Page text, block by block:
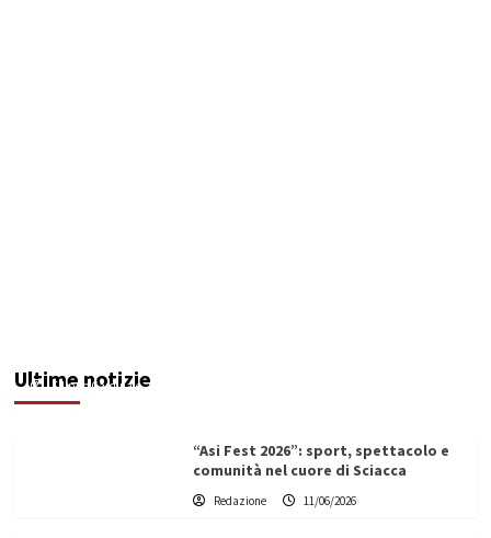
Ultime notizie
Filippo Cardinale
“Asi Fest 2026”: sport, spettacolo e
comunità nel cuore di Sciacca
Redazione 11/06/2026